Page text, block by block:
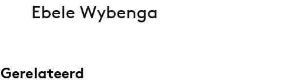
Ebele Wybenga
Gerelateerd